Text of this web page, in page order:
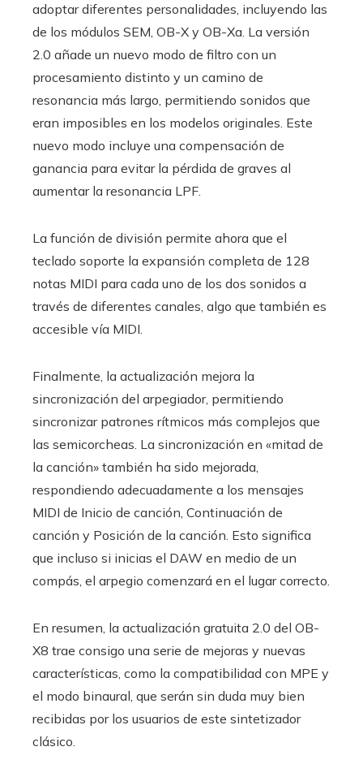
adoptar diferentes personalidades, incluyendo las
de los módulos SEM, OB-X y OB-Xa. La versión
2.0 añade un nuevo modo de filtro con un
procesamiento distinto y un camino de
resonancia más largo, permitiendo sonidos que
eran imposibles en los modelos originales. Este
nuevo modo incluye una compensación de
ganancia para evitar la pérdida de graves al
aumentar la resonancia LPF.
La función de división permite ahora que el
teclado soporte la expansión completa de 128
notas MIDI para cada uno de los dos sonidos a
través de diferentes canales, algo que también es
accesible vía MIDI.
Finalmente, la actualización mejora la
sincronización del arpegiador, permitiendo
sincronizar patrones rítmicos más complejos que
las semicorcheas. La sincronización en «mitad de
la canción» también ha sido mejorada,
respondiendo adecuadamente a los mensajes
MIDI de Inicio de canción, Continuación de
canción y Posición de la canción. Esto significa
que incluso si inicias el DAW en medio de un
compás, el arpegio comenzará en el lugar correcto.
En resumen, la actualización gratuita 2.0 del OB-
X8 trae consigo una serie de mejoras y nuevas
características, como la compatibilidad con MPE y
el modo binaural, que serán sin duda muy bien
recibidas por los usuarios de este sintetizador
clásico.